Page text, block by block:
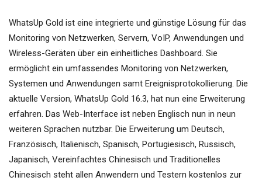
WhatsUp Gold ist eine integrierte und günstige Lösung für das
Monitoring von Netzwerken, Servern, VoIP, Anwendungen und
Wireless-Geräten über ein einheitliches Dashboard. Sie
ermöglicht ein umfassendes Monitoring von Netzwerken,
Systemen und Anwendungen samt Ereignisprotokollierung. Die
aktuelle Version, WhatsUp Gold 16.3, hat nun eine Erweiterung
erfahren. Das Web-Interface ist neben Englisch nun in neun
weiteren Sprachen nutzbar. Die Erweiterung um Deutsch,
Französisch, Italienisch, Spanisch, Portugiesisch, Russisch,
Japanisch, Vereinfachtes Chinesisch und Traditionelles
Chinesisch steht allen Anwendern und Testern kostenlos zur